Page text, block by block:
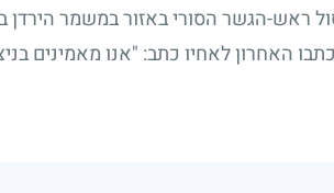
ראש-הגשר הסורי באזור במשמר הירדן
האחרון לאחיו כתב: "אנו מאמינים